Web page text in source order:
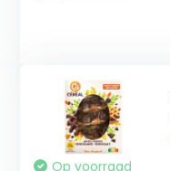
Op voorraad